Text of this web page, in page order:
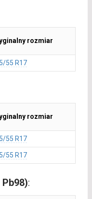
rozmiar
55 R17
rozmiar
55 R17
55 R17
: